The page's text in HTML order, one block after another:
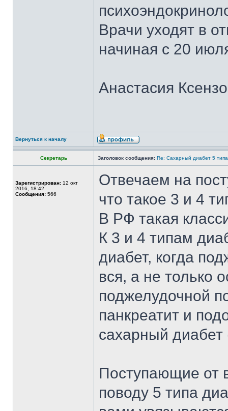
Врачи уходят в
начиная с 20
Анастасия
Вернуться к началу
Секретарь Заголовок сообщения: Re: Сахарный диабет 5 типа
Зарегистрирован: 12 окт
2016, 18:42
Сообщения: 566
Отвечаем на
что такое 3 и 4
В РФ такая
К 3 и 4 типам
диабет, когда
вся, а не только
поджелудочной
панкреатит и
сахарный
Поступающие от
поводу 5 типа